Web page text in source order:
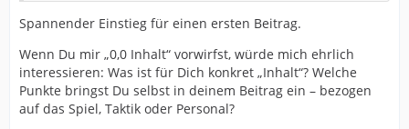
Spannender Einstieg für einen ersten Beitrag.
Wenn Du mir „0,0 Inhalt“ vorwirfst, würde mich ehrlich
interessieren: Was ist für Dich konkret „Inhalt“? Welche
Punkte bringst Du selbst in deinem Beitrag ein – bezogen
auf das Spiel, Taktik oder Personal?